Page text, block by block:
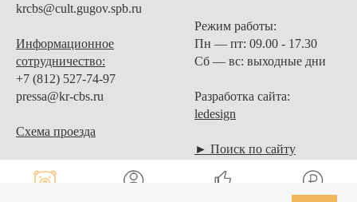
krcbs@cult.gugov.spb.ru
Информационное
сотрудничество:
+7 (812) 527-74-97
pressa@kr-cbs.ru
Схема проезда
Режим работы:
Пн — пт: 09.00 - 17.30
Сб — вс: выходные дни
Разработка сайта:
ledesign
► Поиск по сайту